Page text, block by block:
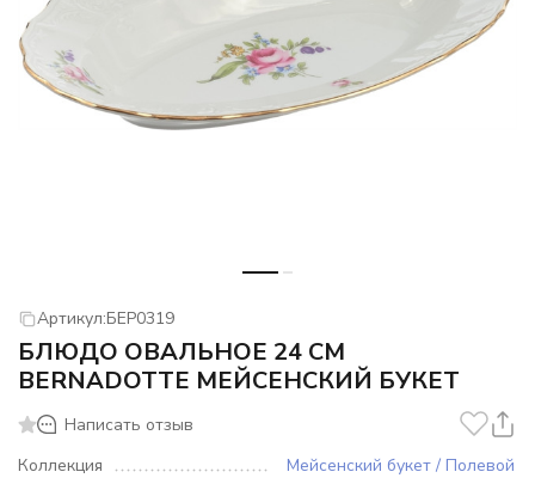
Артикул:БЕР0319
БЛЮДО ОВАЛЬНОЕ 24 СМ
BERNADOTTE МЕЙСЕНСКИЙ БУКЕТ
Написать отзыв
Коллекция
Мейсенский букет / Полевой